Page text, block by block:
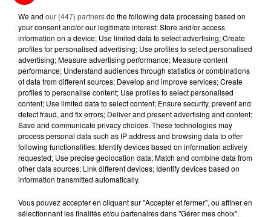
6 août 2026
CANICULE : POURQUOI LES
BOUTEILLES D'EAU
DISPARAISSENT DES RAYONS...
5 août 2026
MANGER SAINEMENT COÛTE 25 %
PLUS CHER QU'IL Y A CINQ ANS,
ALERTE L’ONU
5 août 2026
QUELLES SONT LES MARQUES QUI
OFFRENT LE MEILLEUR RAPPORT...
We and our (447) partnersdo the following data processing based on
your consent and/or our legitimate interest: Store and/or access
information on a device; Use limited data to select advertising; Create
profiles for personalised advertising; Use profiles to select personalised
advertising; Measure advertising performance; Measure content
performance; Understand audiences through statistics or combinations
of data from different sources; Develop and improve services; Create
profiles to personalise content; Use profiles to select personalised
content; Use limited data to select content; Ensure security, prevent and
detect fraud, and fix errors; Deliver and present advertising and content;
Save and communicate privacy choices. These technologies may
process personal data such as IP address and browsing data to offer
following functionalities: Identify devices based on information actively
requested; Use precise geolocation data; Match and combine data from
other data sources; Link different devices; Identify devices based on
information transmitted automatically.
Vous pouvez accepter en cliquant sur "Accepter et fermer", ou affiner en
sélectionnant les finalités et/ou partenaires dans "Gérer mes choix".